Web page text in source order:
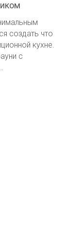
создать что
кухне.
с